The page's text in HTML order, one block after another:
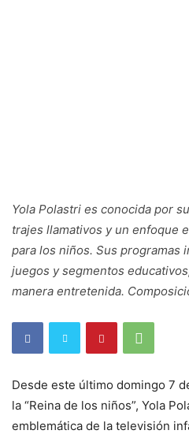
Yola Polastri es conocida por
trajes llamativos y un enfoque
para los niños. Sus programas
juegos y segmentos
manera entretenida.
Desde este último domingo 7
la “Reina de los niños”, Yola
emblemática de la televisión